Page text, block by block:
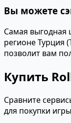
Вы можете
Самая выгодная
регионе Турция
позволит вам
Купить
Сравните
для покупки